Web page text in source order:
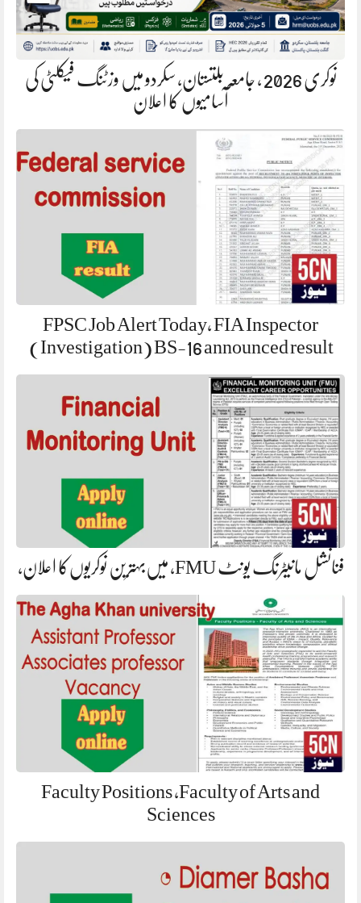
نوکری 2026 ، جامعہ بلتستان، سکردو میں وزٹنگ فیکلٹی کی
آسامیوں کا اعلان
FPSC Job Alert Today, FIA Inspector
(Investigation) BS-16 announced result
فنانشل مانیٹرنگ یونٹ FMU، میں‌بہترین نوکریوں‌کا اعلان،
Faculty Positions ,Faculty of Arts and
Sciences